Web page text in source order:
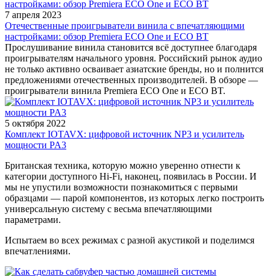
7 апреля 2023
Отечественные проигрыватели винила с впечатляющими
настройками: обзор Premiera ECO One и ECO BT
Прослушивание винила становится всё доступнее благодаря
проигрывателям начального уровня. Российский рынок аудио
не только активно осваивает азиатские бренды, но и полнится
предложениями отечественных производителей. В обзоре —
проигрыватели винила Premiera ECO One и ECO BT.
5 октября 2022
Комплект IOTAVX: цифровой источник NP3 и усилитель
мощности PA3
Британская техника, которую можно уверенно отнести к
категории доступного Hi-Fi, наконец, появилась в России. И
мы не упустили возможности познакомиться с первыми
образцами — парой компонентов, из которых легко построить
универсальную систему с весьма впечатляющими
параметрами.
Испытаем во всех режимах с разной акустикой и поделимся
впечатлениями.